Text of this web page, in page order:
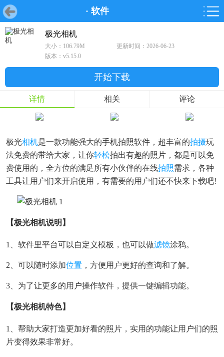
· 软件
首页 游戏
首页 游戏 软件 鸿蒙
游戏 软件
极光相机
大小：106.79M
更新时间：2026-06-23
版本：v5.15.0
开始下载
详情 相关 评论
极光相机是一款功能强大的手机拍照软件，超丰富的拍摄玩
法免费的带给大家，让你轻松拍出有趣的照片，都是可以免
费使用的，全方位的满足所有小伙伴的在线拍照需求，各种
工具让用户们来开启使用，有需要的用户们还不快来下载吧!
【极光相机说明】
1、软件里平台可以自定义模板，也可以做滤镜涂鸦。
2、可以随时添加位置 ，方便用户更好的查询和了解。
3、为了让更多的用户操作软件，提供一键编辑功能。
【极光相机特色】
1、帮助大家打造更加好看的照片，实用的功能让用户们的照
片变得效果非常好。